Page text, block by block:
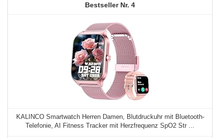
4
KALINCO Smartwatch Herren Damen, Blutdruckuhr mit Bluetooth-
Telefonie, AI Fitness Tracker mit Herzfrequenz SpO2 Str ...